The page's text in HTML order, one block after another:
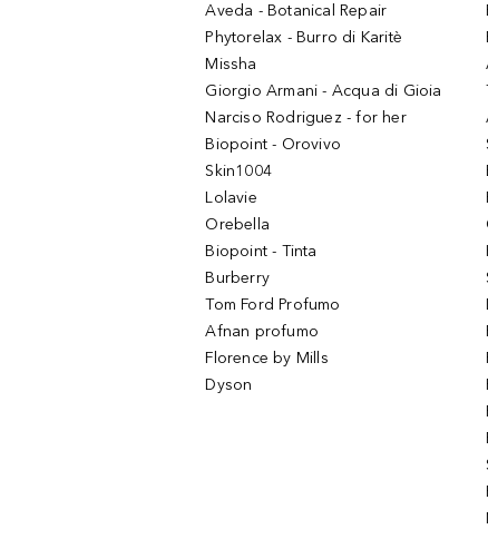
Aveda - Botanical Repair
Phytorelax - Burro di Karitè
Missha
Giorgio Armani - Acqua di Gioia
Narciso Rodriguez - for her
Biopoint - Orovivo
Skin1004
Lolavie
Orebella
Biopoint - Tinta
Burberry
Tom Ford Profumo
Afnan profumo
Florence by Mills
Dyson